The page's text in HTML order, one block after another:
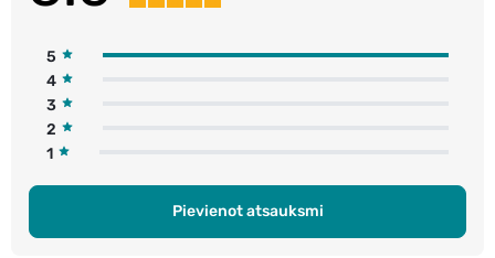
5
4
3
2
1
Pievienot atsauksmi